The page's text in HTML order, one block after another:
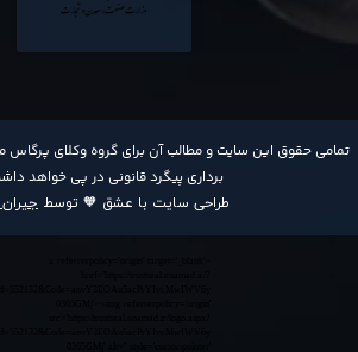
​تمامی حقوق این سایت و مطالب آن برای گروه وکلای
برداری پیگرد قانونی در پی خواهد
طراحی سایت با عشق 🧡 توسط